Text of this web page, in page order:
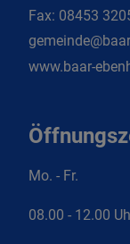
Fax: 08453
www.baar-
Mo. - Fr.
08.00 - 12.00